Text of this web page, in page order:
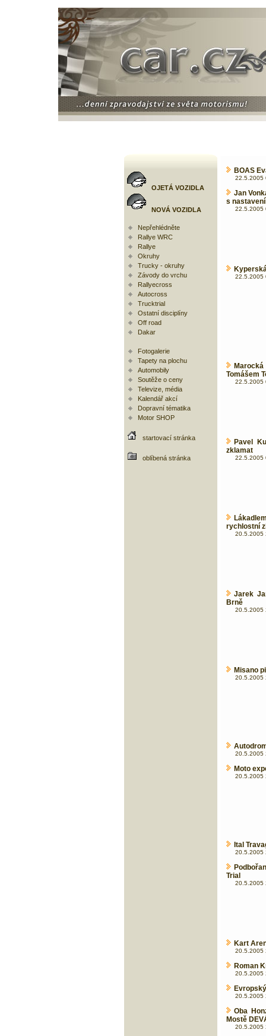
OJETÁ VOZIDLA
NOVÁ VOZIDLA
Nepřehlédněte
Rallye WRC
Rallye
Okruhy
Trucky - okruhy
Závody do vrchu
Rallyecross
Autocross
Trucktrial
Ostatní disciplíny
Off road
Dakar
Fotogalerie
Tapety na plochu
Automobily
Soutěže o ceny
Televize, média
Kalendář akcí
Dopravní tématika
Motor SHOP
startovací stránka
oblíbená stránka
BOAS
22.5.2005
Jan
s
22.5.2005
22.5.2005
Tomášem
22.5.2005
Pavel
zklamat
22.5.2005
rychlostní
20.5.2005
Jarek
Brně
20.5.2005
Misano
20.5.2005
20.5.2005
Moto
20.5.2005
Ital
20.5.2005
Trial
20.5.2005
Kart
20.5.2005
Roman
20.5.2005
20.5.2005
Oba
Mostě
20.5.2005